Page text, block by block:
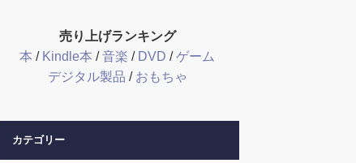
売り上げランキング
本 / Kindle本 /音楽 / DVD /ゲーム
デジタル製品 / おもちゃ
カテゴリー